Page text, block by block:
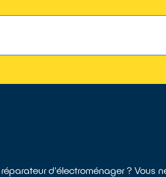
d'électroménager ? Vous